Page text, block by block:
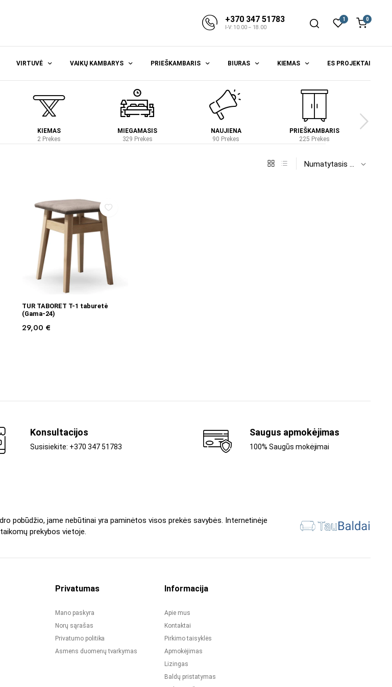
+370 347 51783
I-V: 10.00 – 18.00
1 0
VIRTUVĖ VAIKŲ KAMBARYS PRIEŠKAMBARIS BIURAS KIEMAS ES PROJEKTAI
KIEMAS
2 Prekes
MIEGAMASIS
329 Prekes
NAUJIENA
90 Prekes
PRIEŠKAMBARIS
225 Prekes
Į KREPŠELĮ
TUR TABORET T-1 taburetė
(Gama-24)
29,00 €
Konsultacijos
Susisiekite: +370 347 51783
Saugus apmokėjimas
100% Saugūs mokėjimai
pobūdžio, jame nebūtinai yra paminėtos visos prekės savybės. Internetinėje
prekybos vietoje.
Privatumas
Mano paskyra
Norų sąrašas
Privatumo politika
Asmens duomenų tvarkymas
Informacija
Apie mus
Kontaktai
Pirkimo taisyklės
Apmokėjimas
Lizingas
Baldų pristatymas